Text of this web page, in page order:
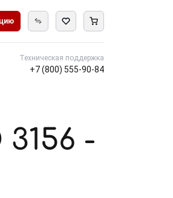
Техническая поддержка
+7 (800) 555-90-84
-